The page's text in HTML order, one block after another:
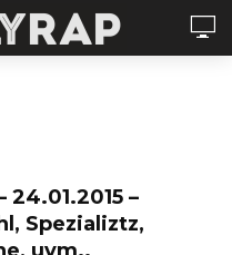
–
Spezializtz,